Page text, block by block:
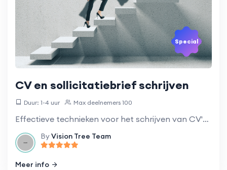
Special
CV en sollicitatiebrief schrijven
Duur: 1-4 uur Max deelnemers 100
Effectieve technieken voor het schrijven van CV's en sollicitatiebrieven die opvallen bij werkgevers.
ByVision Tree Team
Meer info